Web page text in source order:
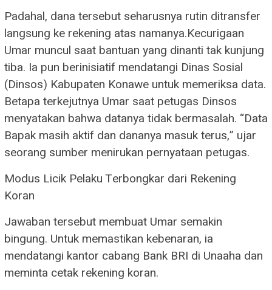
Padahal, dana tersebut seharusnya rutin ditransfer
langsung ke rekening atas namanya.​Kecurigaan
Umar muncul saat bantuan yang dinanti tak kunjung
tiba. Ia pun berinisiatif mendatangi Dinas Sosial
(Dinsos) Kabupaten Konawe untuk memeriksa data.
Betapa terkejutnya Umar saat petugas Dinsos
menyatakan bahwa datanya tidak bermasalah. “Data
Bapak masih aktif dan dananya masuk terus,” ujar
seorang sumber menirukan pernyataan petugas.
​Modus Licik Pelaku Terbongkar dari Rekening
Koran
​Jawaban tersebut membuat Umar semakin
bingung. Untuk memastikan kebenaran, ia
mendatangi kantor cabang Bank BRI di Unaaha dan
meminta cetak rekening koran.